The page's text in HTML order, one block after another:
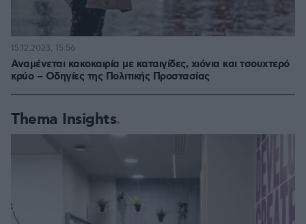
Αναμένεται κακοκαιρία με καταιγίδες, χιόνια και τσουχτερό
κρύο – Οδηγίες της Πολιτικής Προστασίας
15.12.2023, 15:56
Thema Insights